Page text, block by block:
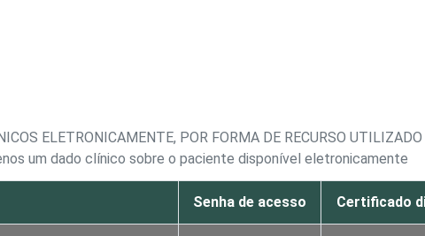
ELETRONICAMENTE, POR FORMA DE RECURSO
um dado clínico sobre o paciente disponível eletronicamente
Senha de acesso Certificado